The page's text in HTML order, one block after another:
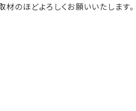
材のほどよろしくお願いいたします。